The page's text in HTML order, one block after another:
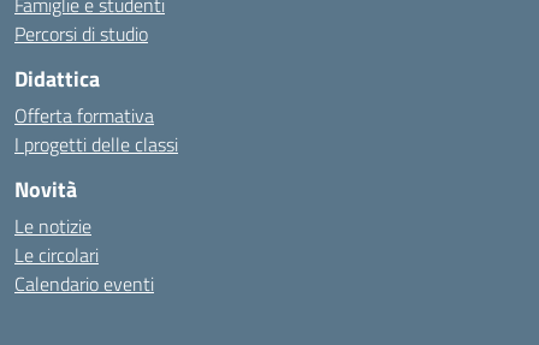
Percorsi di studio
Didattica
Offerta formativa
I progetti delle classi
Novità
Le notizie
Le circolari
Calendario eventi